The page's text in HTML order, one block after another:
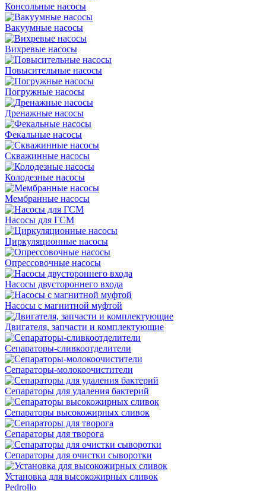
Консольные насосы
Вакуумные насосы
Вихревые насосы
Повысительные насосы
Погружные насосы
Дренажные насосы
Фекальные насосы
Скважинные насосы
Колодезные насосы
Мембранные насосы
Насосы для ГСМ
Циркуляционные насосы
Опрессовочные насосы
Насосы двустороннего входа
Насосы с магнитной муфтой
Двигателя, запчасти и комплектующие
Сепараторы-сливкоотделители
Сепараторы-молокоочистители
Сепараторы для удаления бактерий
Сепараторы высокожирных сливок
Сепараторы для творога
Сепараторы для очистки сыворотки
Установка для высокожирных сливок
Pedrollo